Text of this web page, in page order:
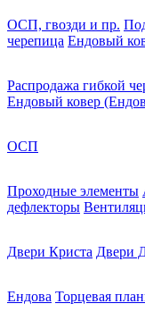
ОСП, гвозди и пр.
черепица Ендовый
Распродажа гибкой
Ендовый ковер
ОСП
Проходные элементы
дефлекторы
Двери Криста Двери
Ендова Торцевая